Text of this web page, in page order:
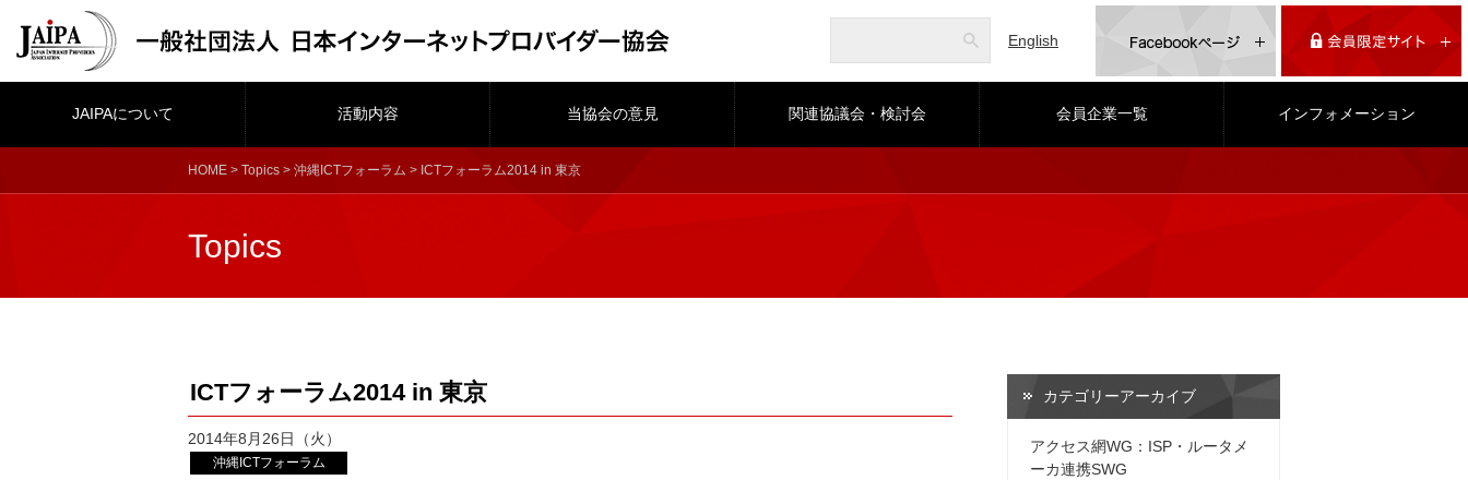
English
JAIPAについて 活動内容 当協会の意見 関連協議会・検討会 会員企業一覧 インフォメーション
HOME > Topics > 沖縄ICTフォーラム > ICTフォーラム2014 in 東京
Topics
ICTフォーラム2014 in 東京
2014年8月26日（火）
沖縄ICTフォーラム
カテゴリーアーカイブ
アクセス網WG：ISP・ルータメ
ーカ連携SWG